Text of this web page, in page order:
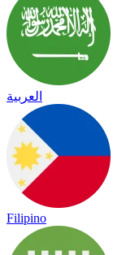
العربية
Filipino